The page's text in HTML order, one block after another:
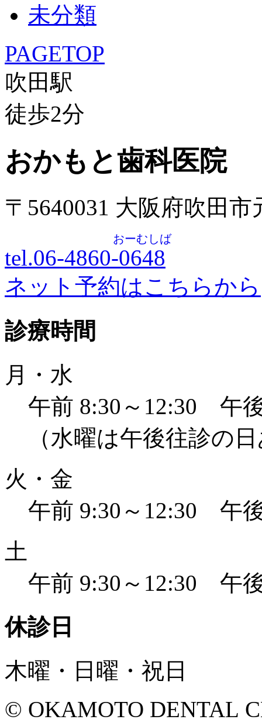
未分類
PAGETOP
吹田駅
徒歩2分
おかもと歯科医院
〒5640031 大阪府吹田
tel.06-4860-0648
おーむしば
ネット予約はこちらから
診療時間
月・水
午前 8:30～12:30 午
（水曜は午後往診の
火・金
午前 9:30～12:30 午
土
午前 9:30～12:30 午
休診日
木曜・日曜・祝日
© OKAMOTO DENTAL